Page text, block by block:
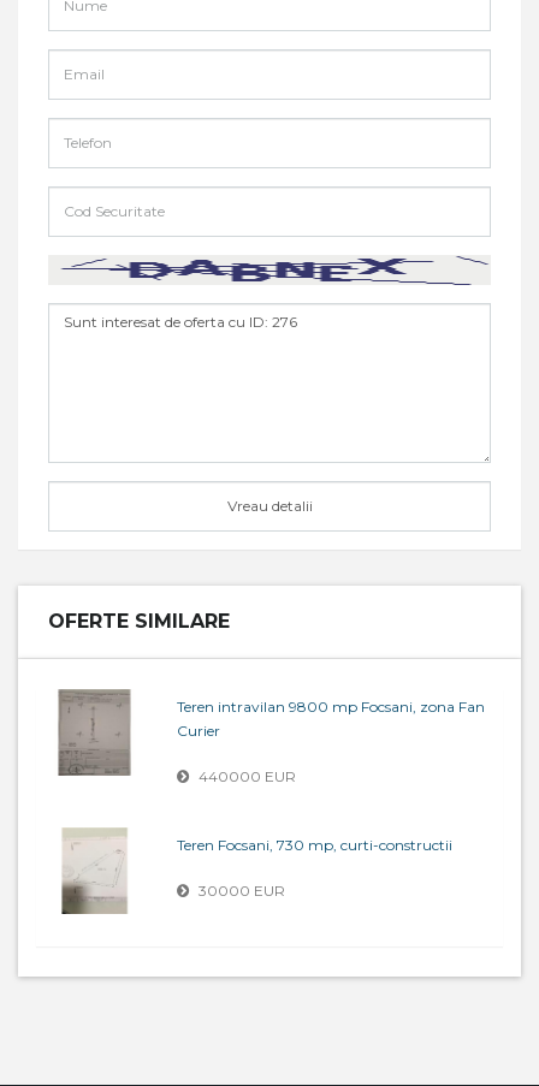
OFERTE SIMILARE
Teren intravilan 9800 mp Focsani, zona Fan
Curier
440000 EUR
Teren Focsani, 730 mp, curti-constructii
30000 EUR